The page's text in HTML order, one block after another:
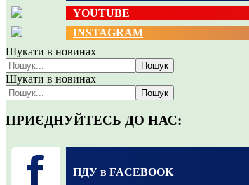
YOUTUBE
INSTAGRAM
Шукати в новинах
Пошук
Шукати в новинах
Пошук
ПРИЄДНУЙТЕСЬ ДО НАС:
ПДУ в FACEBOOK